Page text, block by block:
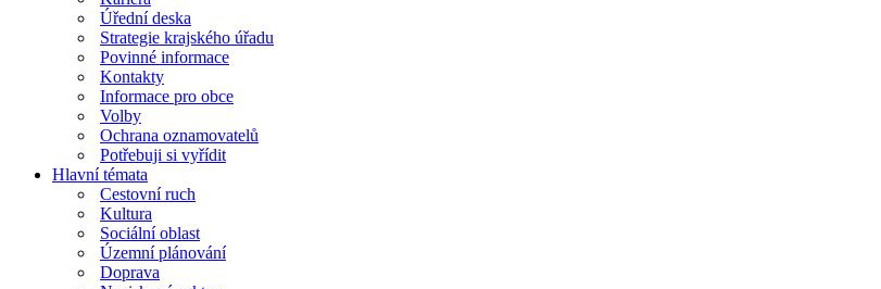
Úřední deska
Strategie krajského úřadu
Povinné informace
Kontakty
Informace pro obce
Volby
Ochrana oznamovatelů
Potřebuji si vyřídit
Hlavní témata
Cestovní ruch
Kultura
Sociální oblast
Územní plánování
Doprava